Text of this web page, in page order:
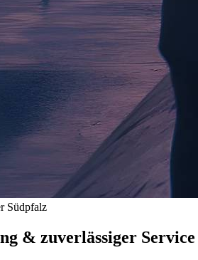
Südpfalz
& zuverlässiger Service